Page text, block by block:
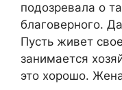
подозревала о
благоверного.
Пусть живет
занимается
это хорошо.